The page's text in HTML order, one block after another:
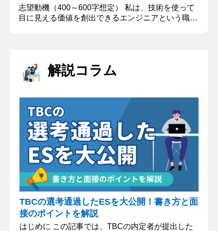
志望動機（400～600字想定） 私は、技術を使って
目に見える価値を創出できるエンジニアという職種
じてきました。また、学生団体では200人規模の組
織のリーダーを務め、目標達成のために活動方針を
解説コラム
TBCの選考通過したESを大公開！書き方と面
接のポイントを解説
はじめに この記事では、TBCの内定者が提出した